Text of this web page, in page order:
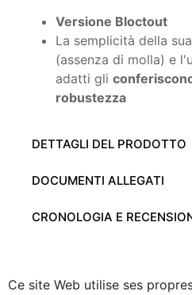
Versione Bloctout
La semplicità della
(assenza di molla) e
adatti gli
robustezza
DETTAGLI DEL PRODOTTO
DOCUMENTI ALLEGATI
CRONOLOGIA E
Ce site Web utilise ses